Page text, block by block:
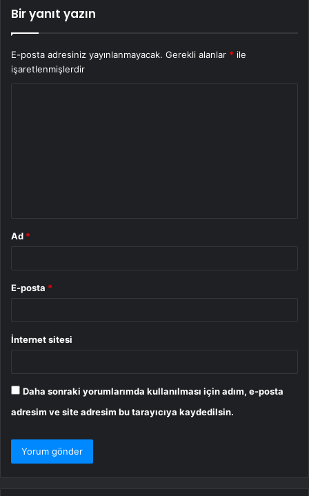
Bir yanıt yazın
E-posta adresiniz yayınlanmayacak. Gerekli alanlar * ile
işaretlenmişlerdir
Ad *
E-posta *
İnternet sitesi
Daha sonraki yorumlarımda kullanılması için adım, e-posta
adresim ve site adresim bu tarayıcıya kaydedilsin.